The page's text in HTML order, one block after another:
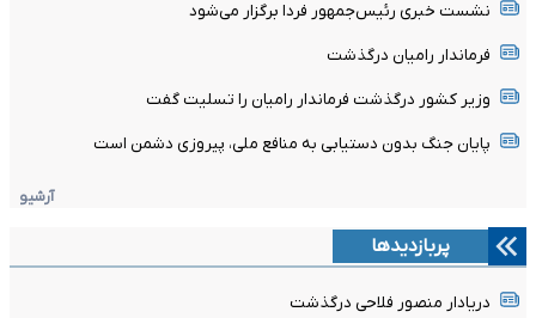
نشست خبری رئیس‌جمهور فردا برگزار می‌شود
فرماندار رامیان درگذشت
وزیر کشور درگذشت فرماندار رامیان را تسلیت گفت
پایان جنگ بدون دستیابی به منافع ملی، پیروزی دشمن است
آرشیو
پربازدیدها
دریادار منصور فلاحی درگذشت